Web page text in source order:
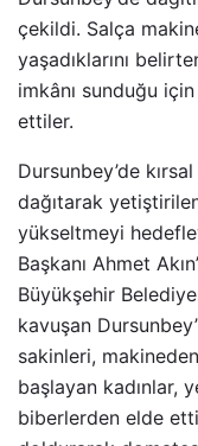
çekildi. Salça
yaşadıklarını
imkânı sunduğu
ettiler.
Dursunbey’de
dağıtarak
yükseltmeyi
Başkanı Ahmet
Büyükşehir
kavuşan
sakinleri, makineden
başlayan kadınlar,
biberlerden elde